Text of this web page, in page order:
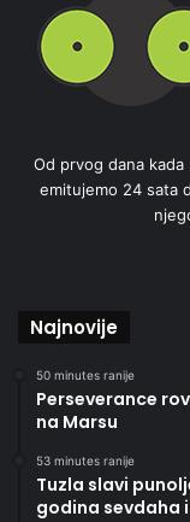
Od prvog dana
emitujemo 24 sata
Najnovije
50 minutes ranije
Perseverance
na Marsu
53 minutes ranije
Tuzla slavi
godina sevdaha